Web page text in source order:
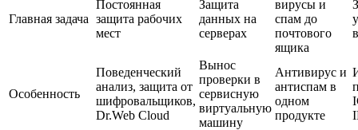
Главная задача
Постоянная
защита рабочих
мест
Защита
данных на
серверах
вирусы и
спам до
почтового
ящика
Особенность
Поведенческий
анализ, защита от
шифровальщиков,
Dr.Web Cloud
Вынос
проверки в
сервисную
виртуальную
машину
Антивирус и
антиспам в
одном
продукте